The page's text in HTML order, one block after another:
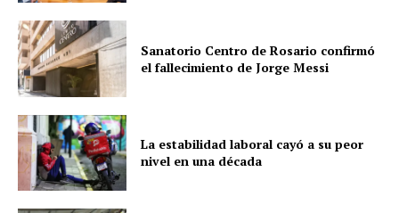
Sanatorio Centro de Rosario confirmó
el fallecimiento de Jorge Messi
La estabilidad laboral cayó a su peor
nivel en una década